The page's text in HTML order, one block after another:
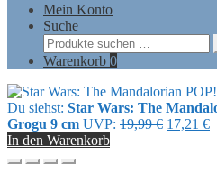
Mein Konto
Suche
Suchen
nach:
Warenkorb 0
Du siehst: Star Wars: The
Grogu 9 cm UVP: 19,99€ 17,21 €
In den Warenkorb